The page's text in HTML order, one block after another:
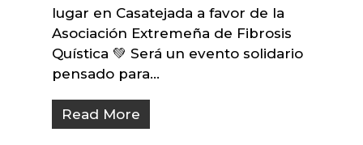
lugar en Casatejada a favor de la
Asociación Extremeña de Fibrosis
Quística 💚 Será un evento solidario
pensado para…
Read More